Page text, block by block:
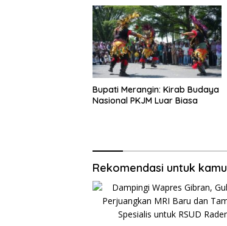
Bupati Merangin: Kirab Budaya
Nasional PKJM Luar Biasa
Rekomendasi untuk kamu